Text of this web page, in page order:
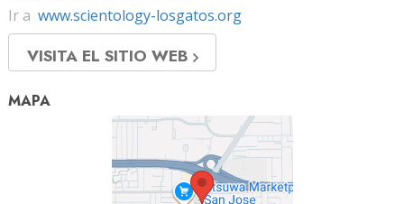
Ir a www.scientology-losgatos.org
VISITA EL SITIO WEB
MAPA